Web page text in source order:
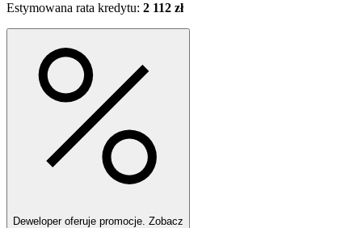
Estymowana rata kredytu: 2 112 zł
Deweloper oferuje promocje. Zobacz